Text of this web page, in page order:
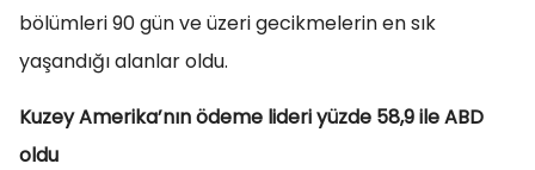
bölümleri 90 gün ve üzeri gecikmelerin en sık
yaşandığı alanlar oldu.
Kuzey Amerika’nın ödeme lideri yüzde 58,9 ile ABD
oldu